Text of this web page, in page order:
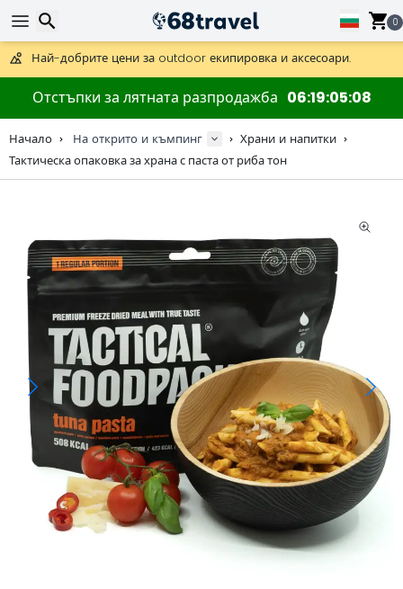
0
Предлага се и DHL Express за една нощ.
30 дни за връщане, 90 дни за дървени карти и декорации.
Най-добрите цени за outdoor екипировка и аксесоари.
Отстъпки за лятната разпродажба 06190508
Начало На открито и къмпинг
Храни и напитки
Тактическа опаковка за храна с паста от риба тон
Търсене